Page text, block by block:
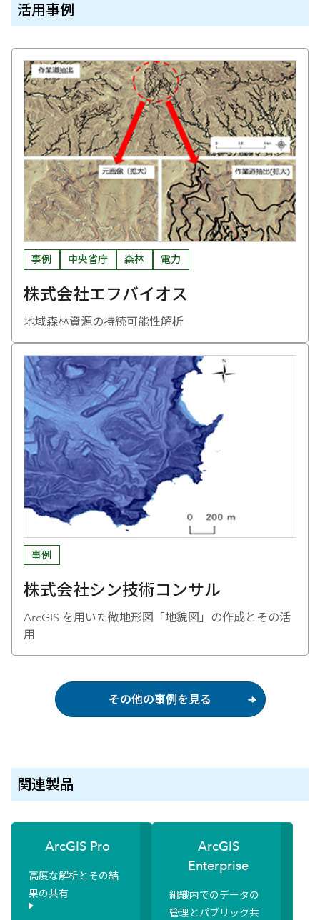
活用事例
事例 中央省庁 森林 電力
株式会社エフバイオス
地域森林資源の持続可能性解析
事例
株式会社シン技術コンサル
ArcGIS を用いた微地形図「地貌図」の作成とその活
用
その他の事例を見る
関連製品
ArcGIS Pro
高度な解析とその結
果の共有
ArcGIS
Enterprise
組織内でのデータの
管理とパブリック共